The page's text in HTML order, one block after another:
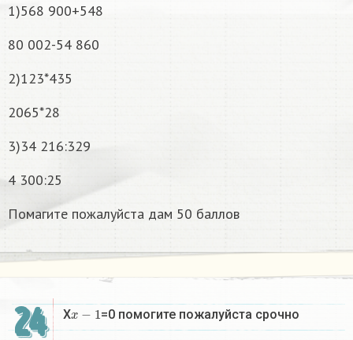
1)568 900+548
80 002-54 860
2)123*435
2065*28
3)34 216:329
4 300:25
Помагите пожалуйста дам 50 баллов
24 Xx−1 =0 помогите пожалуйста срочно